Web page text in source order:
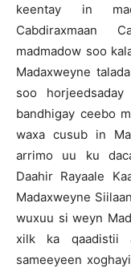
keentay in
Cabdiraxmaan
madmadow soo
Madaxweyne
soo horjeedsaday
bandhigay ceebo
waxa cusub in
arrimo uu ku
Daahir Rayaale
Madaxweyne
wuxuu si weyn
xilk ka qaadistii
sameeyeen